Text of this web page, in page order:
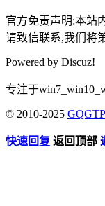
官方免责声明:本站
请致信联系,我们将
Powered by Discuz!
专注于
© 2010-2025
快速回复 返回顶部